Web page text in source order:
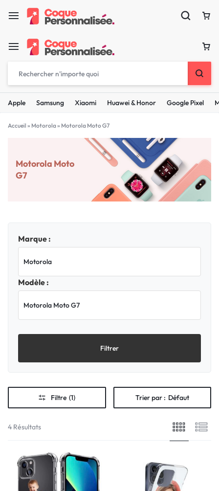
Apple Samsung Xiaomi Huawei & Honor Google Pixel
Accueil » Motorola» Motorola Moto G7
Motorola Moto
G7
Marque :
Modèle :
Filtrer
Filtre (1) Trier par : Défaut
4 Résultats